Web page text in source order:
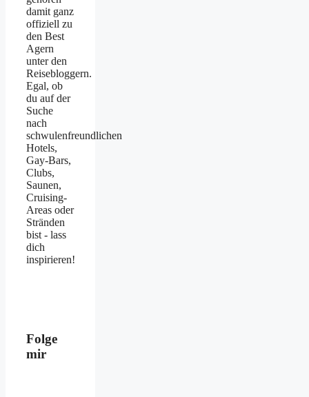
damit ganz
offiziell zu
den Best
Agern
unter den
Reisebloggern.
Egal, ob
du auf der
Suche
nach
schwulenfreundlichen
Hotels,
Gay-Bars,
Clubs,
Saunen,
Cruising-
Areas oder
Stränden
bist - lass
dich
inspirieren!
Folge
mir